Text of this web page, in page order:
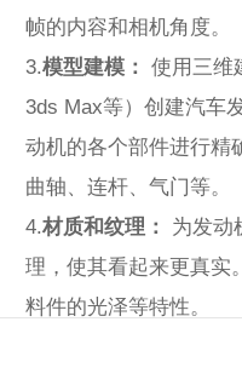
帧的内容和相机角度。
3.模型建模：
使用三维
3ds Max等）创建汽车
动机的各个部件进行精
曲轴、连杆、气门等。
4.材质和纹理：
为发动
理，使其看起来更真实
料件的光泽等特性。
使用动画